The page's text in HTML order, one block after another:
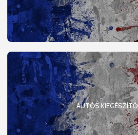
AUTÓS